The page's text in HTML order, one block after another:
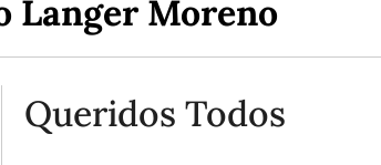
Langer Moreno
Queridos Todos